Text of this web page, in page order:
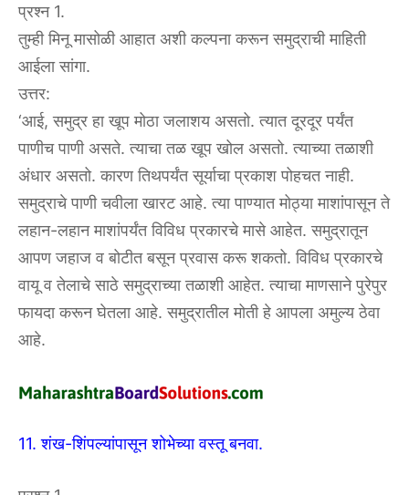
प्रश्न 1.
तुम्ही मिनू मासोळी आहात अशी कल्पना करून समुद्राची माहिती
आईला सांगा.
उत्तर:
‘आई, समुद्र हा खूप मोठा जलाशय असतो. त्यात दूरदूर पर्यंत
पाणीच पाणी असते. त्याचा तळ खूप खोल असतो. त्याच्या तळाशी
अंधार असतो. कारण तिथपर्यंत सूर्याचा प्रकाश पोहचत नाही.
समुद्राचे पाणी चवीला खारट आहे. त्या पाण्यात मोठ्या माशांपासून ते
लहान-लहान माशांपर्यंत विविध प्रकारचे मासे आहेत. समुद्रातून
आपण जहाज व बोटीत बसून प्रवास करू शकतो. विविध प्रकारचे
वायू व तेलाचे साठे समुद्राच्या तळाशी आहेत. त्याचा माणसाने पुरेपुर
फायदा करून घेतला आहे. समुद्रातील मोती हे आपला अमुल्य ठेवा
आहे.
11. शंख-शिंपल्यांपासून शोभेच्या वस्तू बनवा.